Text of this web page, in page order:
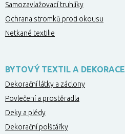
Samozavlažovací truhlíky
Ochrana stromků proti okousu
Netkané textilie
BYTOVÝ TEXTIL A DEKORACE
Dekorační látky a záclony
Povlečení a prostěradla
Deky a plédy
Dekorační polštářky